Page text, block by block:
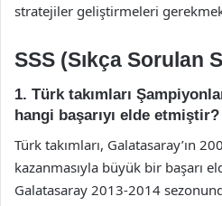
stratejiler geliştirmeleri
SSS (Sıkça Sorulan
1. Türk takımları
hangi başarıyı elde etmiştir?
Türk takımları, Galatasaray’ın
kazanmasıyla büyük bir başarı
Galatasaray 2013-2014